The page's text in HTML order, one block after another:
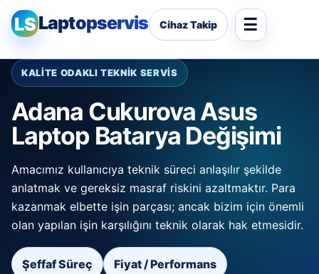
LSLaptopservis Cihaz Takip
KALİTE ODAKLI TEKNİK SERVİS
Adana Cukurova Asus
Laptop Batarya Değişimi
Amacımız kullanıcıya teknik süreci anlaşılır şekilde
anlatmak ve gereksiz masraf riskini azaltmaktır. Para
kazanmak elbette işin parçası; ancak bizim için önemli
olan yapılan işin karşılığını teknik olarak hak etmesidir.
Şeffaf Süreç Fiyat / Performans